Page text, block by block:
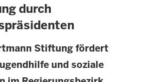
durch
Stiftung fördert
und soziale